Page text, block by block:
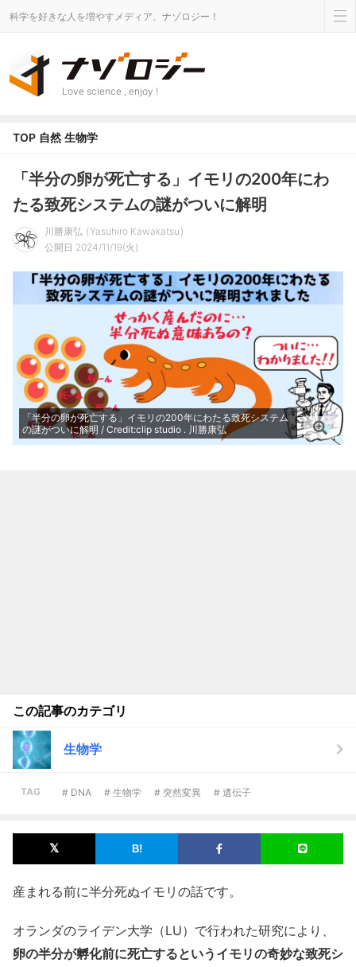
科学を好きな人を増やすメディア、ナゾロジー！
Love science , enjoy !
TOP 自然 生物学
「半分の卵が死亡する」イモリの200年にわ
たる致死システムの謎がついに解明
川勝康弘
Yasuhiro Kawakatsu
公開日 2024/11/19(火)
「半分の卵が死亡する」イモリの200年にわたる致死システム
の謎がついに解明 / Credit:clip studio . 川勝康弘
この記事のカテゴリ
生物学
TAG # DNA # 生物学 # 突然変異 # 遺伝子
産まれる前に半分死ぬイモリの話です。
オランダのライデン大学（LU）で行われた研究により、
卵の半分が孵化前に死亡するというイモリの奇妙な致死シ